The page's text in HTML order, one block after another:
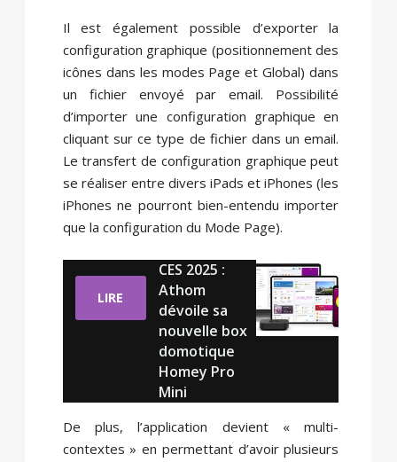
Il est également possible d’exporter la
configuration graphique (positionnement des
icônes dans les modes Page et Global) dans
un fichier envoyé par email. Possibilité
d’importer une configuration graphique en
cliquant sur ce type de fichier dans un email.
Le transfert de configuration graphique peut
se réaliser entre divers iPads et iPhones (les
iPhones ne pourront bien-entendu importer
que la configuration du Mode Page).
LIRE
CES 2025 :
Athom
dévoile sa
nouvelle box
domotique
Homey Pro
Mini
De plus, l’application devient « multi-
contextes » en permettant d’avoir plusieurs